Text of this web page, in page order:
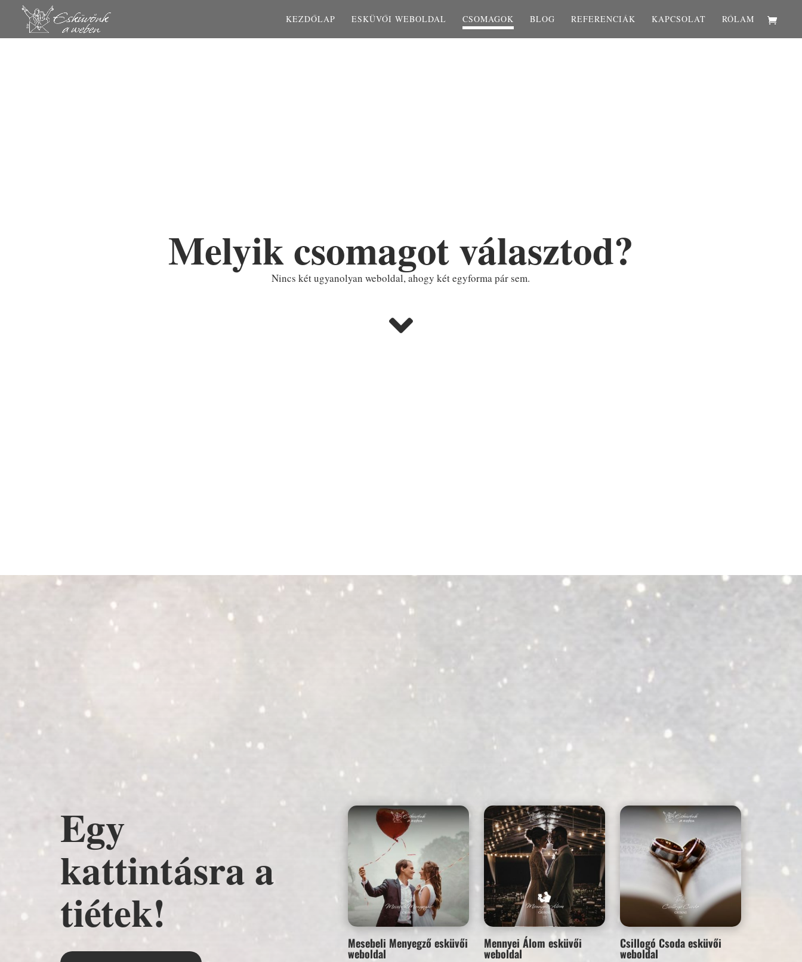
KEZDŐLAP ESKÜVŐI WEBOLDAL CSOMAGOK BLOG REFERENCIÁK KAPCSOLAT RÓLAM
Melyik csomagot választod?
Nincs két ugyanolyan weboldal, ahogy két egyforma pár sem.

Egy
kattintásra a
tiétek!
Mesebeli Menyegző esküvői
weboldal
Mennyei Álom esküvői
weboldal
Csillogó Csoda esküvői
weboldal